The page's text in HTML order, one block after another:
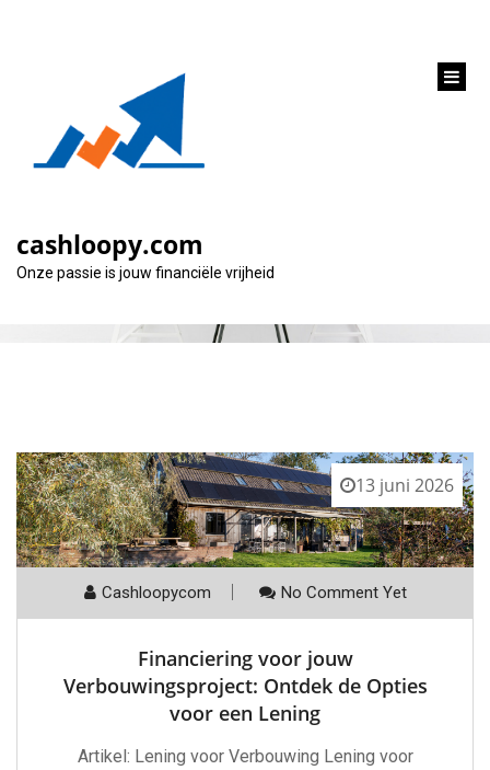
cashloopy.com
Onze passie is jouw financiële vrijheid
Categorie:
13 juni 2026
Cashloopycom No Comment Yet
Financiering voor jouw
Verbouwingsproject: Ontdek de Opties
voor een Lening
Artikel: Lening voor Verbouwing Lening voor